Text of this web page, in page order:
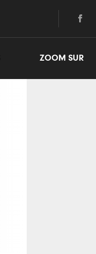
ZOOM SUR